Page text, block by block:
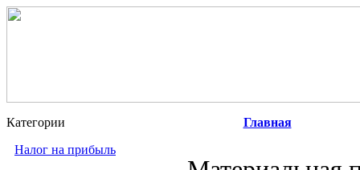
Категории
Налог на прибыль
Главная